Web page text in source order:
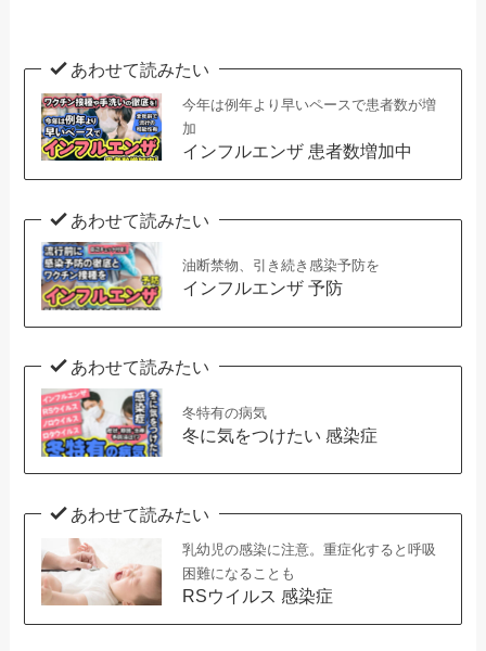
あわせて読みたい
今年は例年より早いペースで患者数が増
加
インフルエンザ 患者数増加中
あわせて読みたい
油断禁物、引き続き感染予防を
インフルエンザ 予防
あわせて読みたい
冬特有の病気
冬に気をつけたい 感染症
あわせて読みたい
乳幼児の感染に注意。重症化すると呼吸
困難になることも
RSウイルス 感染症